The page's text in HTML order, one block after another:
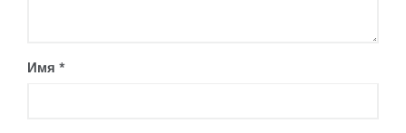
Имя *